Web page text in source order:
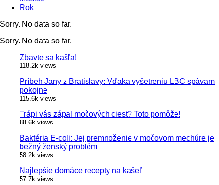
Rok
Sorry. No data so far.
Sorry. No data so far.
Zbavte sa kašľa!
118.2k views
Príbeh Jany z Bratislavy: Vďaka vyšetreniu LBC spávam
pokojne
115.6k views
Trápi vás zápal močových ciest? Toto pomôže!
88.6k views
Baktéria E-coli: Jej premnoženie v močovom mechúre je
bežný ženský problém
58.2k views
Najlepšie domáce recepty na kašeľ
57.7k views